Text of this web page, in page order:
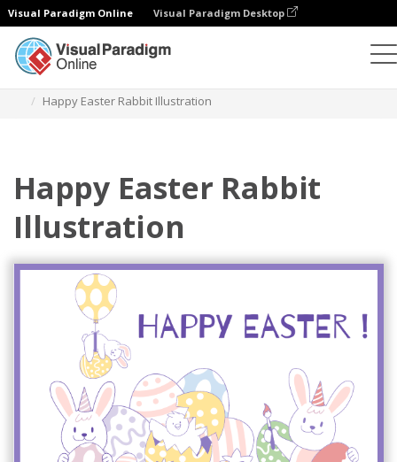
Visual Paradigm Online Visual Paradigm Desktop
Happy Easter Rabbit Illustration
Happy Easter Rabbit
Illustration